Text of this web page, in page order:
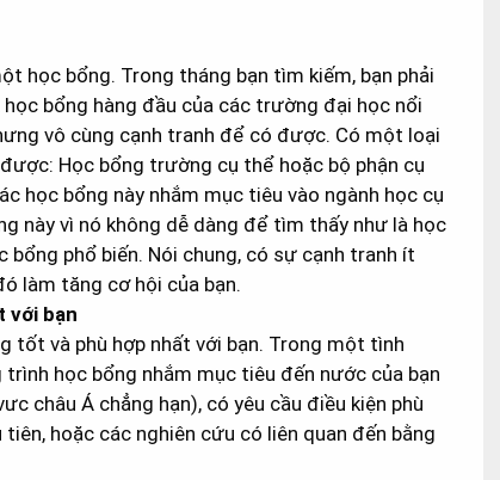
học bổng. Trong tháng bạn tìm kiếm, bạn phải
bổng hàng đầu của các trường đại học nổi
vô cùng cạnh tranh để có được. Có một loại
Học bổng trường cụ thể hoặc bộ phận cụ
học bổng này nhắm mục tiêu vào ngành học cụ
này vì nó không dễ dàng để tìm thấy như là học
phổ biến. Nói chung, có sự cạnh tranh ít
làm tăng cơ hội của bạn.
với bạn
tốt và phù hợp nhất với bạn. Trong một tình
học bổng nhắm mục tiêu đến nước của bạn
châu Á chẳng hạn), có yêu cầu điều kiện phù
hoặc các nghiên cứu có liên quan đến bằng